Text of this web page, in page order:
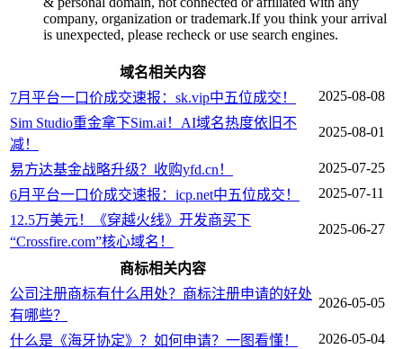
company, organization or trademark.If you think your arrival
is unexpected, please recheck or use search engines.
域名相关内容
7月平台一口价成交速报：sk.vip中五位成交！
2025-08-08
Sim Studio重金拿下Sim.ai！AI域名热度依旧不
减！
2025-08-01
易方达基金战略升级？收购yfd.cn！
2025-07-25
6月平台一口价成交速报：icp.net中五位成交！
2025-07-11
12.5万美元！《穿越火线》开发商买下
“Crossfire.com”核心域名！
2025-06-27
商标相关内容
公司注册商标有什么用处？商标注册申请的好处
有哪些？
2026-05-05
什么是《海牙协定》？如何申请？一图看懂！
2026-05-04